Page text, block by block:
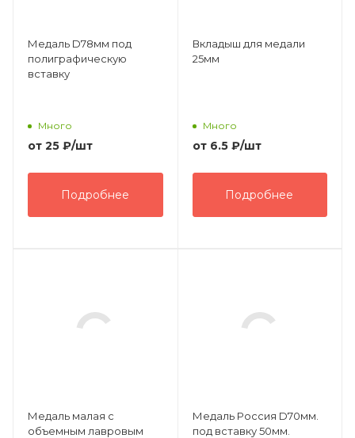
Медаль D78мм под
полиграфическую
вставку
Много
от 25 ₽/шт
Подробнее
Вкладыш для медали
25мм
Много
от 6.5 ₽/шт
Подробнее
Медаль малая с
объемным лавровым
Медаль Россия D70мм.
под вставку 50мм.